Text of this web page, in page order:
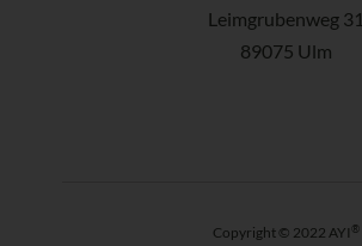
Leimgrubenweg 31
89075 Ulm
Copyright © 2022 AYI ®